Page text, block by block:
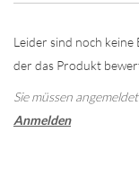
Leider sind noch keine
der das Produkt
Sie müssen
Anmelden